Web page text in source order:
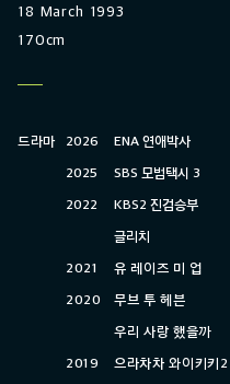
18 March 1993
170cm
드라마 2026
2025
2022
2021
2020
2019
​ENA 연애박사
SBS 모범택시 3
KBS2 진검승부
​글리치
유 레이즈 미 업
무브 투 헤븐
우리 사랑 했을까
으라차차 와이키키2